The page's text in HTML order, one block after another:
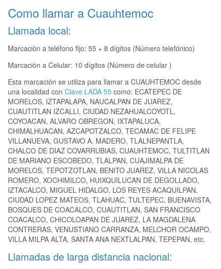
Como llamar a Cuauhtemoc
Llamada local:
Marcación a teléfono fijo: 55 + 8 dígitos (Número telefónico)
Marcación a Celular: 10 dígitos (Número de celular )
Esta marcación se utiliza para llamar a CUAUHTEMOC desde
una localidad con Clave LADA 55 como: ECATEPEC DE
MORELOS, IZTAPALAPA, NAUCALPAN DE JUAREZ,
CUAUTITLAN IZCALLI, CIUDAD NEZAHUALCOYOTL,
COYOACAN, ALVARO OBREGON, IXTAPALUCA,
CHIMALHUACAN, AZCAPOTZALCO, TECAMAC DE FELIPE
VILLANUEVA, GUSTAVO A. MADERO, TLALNEPANTLA,
CHALCO DE DIAZ COVARRUBIAS, CUAUHTEMOC, TULTITLAN
DE MARIANO ESCOBEDO, TLALPAN, CUAJIMALPA DE
MORELOS, TEPOTZOTLAN, BENITO JUAREZ, VILLA NICOLAS
ROMERO, XOCHIMILCO, HUIXQUILUCAN DE DEGOLLADO,
IZTACALCO, MIGUEL HIDALGO, LOS REYES ACAQUILPAN,
CIUDAD LOPEZ MATEOS, TLAHUAC, TULTEPEC, BUENAVISTA,
BOSQUES DE COACALCO, CUAUTITLAN, SAN FRANCISCO
COACALCO, CHICOLOAPAN DE JUAREZ, LA MAGDALENA
CONTRERAS, VENUSTIANO CARRANZA, MELCHOR OCAMPO,
VILLA MILPA ALTA, SANTA ANA NEXTLALPAN, TEPEPAN, etc.
Llamadas de larga distancia nacional: